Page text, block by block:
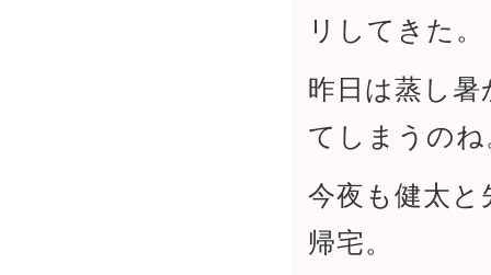
リしてきた。
昨日は蒸し
てしまうのね
今夜も健太
帰宅。